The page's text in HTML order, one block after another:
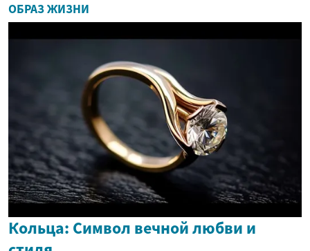
ОБРАЗ ЖИЗНИ
Кольца: Символ вечной любви и